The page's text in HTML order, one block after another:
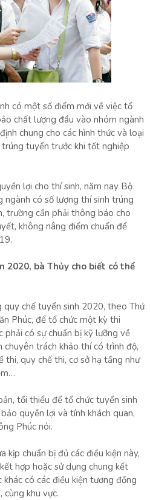
có một số điểm mới về việc tổ
chất lượng đầu vào nhóm ngành
chung cho các hình thức và loại
tuyển trước khi tốt nghiệp
lợi cho thí sinh, năm nay Bộ
có số lượng thí sinh trúng
trường cần phải thông báo cho
không nâng điểm chuẩn để
2020, bà Thủy cho biết có thể
chế tuyển sinh 2020, theo Thứ
Phúc, để tổ chức một kỳ thi
phải có sự chuẩn bị kỹ lưỡng về
trách khảo thí có trình độ,
thi, quy chế thi, cơ sở hạ tầng như
tối thiểu để tổ chức tuyển sinh
quyền lợi và tính khách quan,
Phúc nói.
kịp chuẩn bị đủ các điều kiện này,
hợp hoặc sử dụng chung kết
có các điều kiện tương đồng
cùng khu vực.